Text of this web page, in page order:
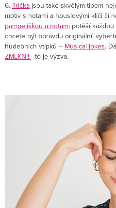
6. Trička jsou také skvělým tipem
motiv s notami a houslovými klíči či
pampeliškou a notami potěší
chcete být opravdu originální,
hudebních vtípků – Musical jokes.
ZMLKNI! - to je výzva.